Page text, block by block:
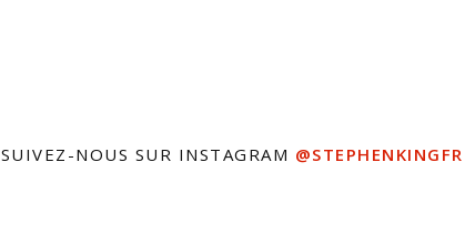
SUIVEZ-NOUS SUR INSTAGRAM @STEPHENKINGFR